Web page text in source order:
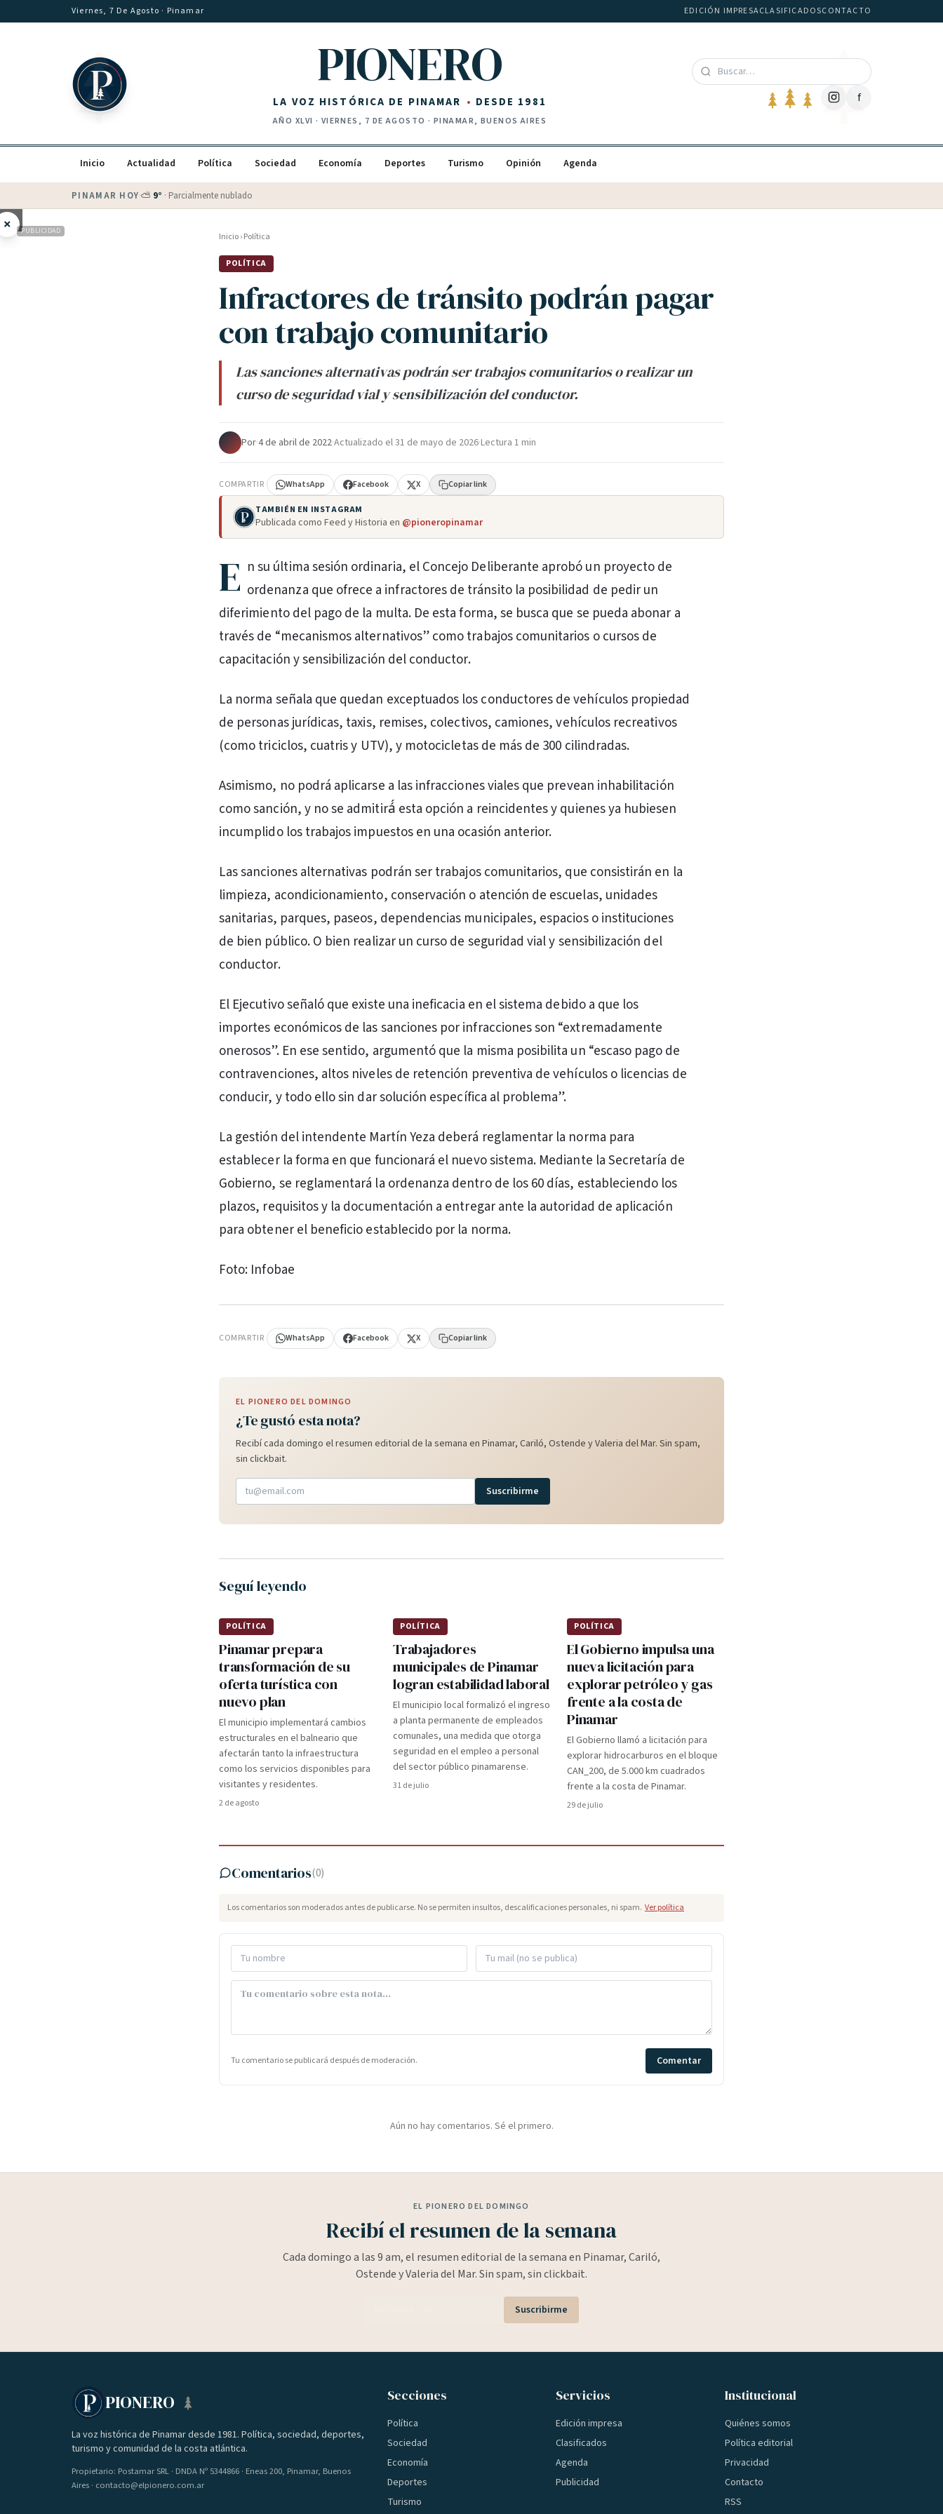
Saltar al contenidoViernes, 7 De Agosto · Pinamar EDICIÓN IMPRESACLASIFICADOSCONTACTO
PIONERO
LA VOZ HISTÓRICA DE PINAMAR DESDE 1981
AÑO XLVI · VIERNES, 7 DE AGOSTO · PINAMAR, BUENOS AIRES
f
Inicio Actualidad Política Sociedad Economía Deportes Turismo Opinión Agenda
PINAMAR HOY·💵 Dólar blue$1530 · oficial $
× PUBLICIDAD Inicio›Política
POLÍTICA
Infractores de tránsito podrán pagar
con trabajo comunitario
Las sanciones alternativas podrán ser trabajos comunitarios o realizar un
curso de seguridad vial y sensibilización del conductor.
Por·4 de abril de 2022·Actualizado el31 de mayo de 2026·Lectura 1 min
COMPARTIR WhatsApp Facebook X Copiar link
TAMBIÉN EN INSTAGRAM
Publicada como Feed y Historia en @pioneropinamar
E n su última sesión ordinaria, el Concejo Deliberante aprobó un proyecto de
ordenanza que ofrece a infractores de tránsito la posibilidad de pedir un
diferimiento del pago de la multa. De esta forma, se busca que se pueda abonar a
través de “mecanismos alternativos” como trabajos comunitarios o cursos de
capacitación y sensibilización del conductor.
La norma señala que quedan exceptuados los conductores de vehículos propiedad
de personas jurídicas, taxis, remises, colectivos, camiones, vehículos recreativos
(como triciclos, cuatris y UTV), y motocicletas de más de 300 cilindradas.
Asimismo, no podrá aplicarse a las infracciones viales que prevean inhabilitación
como sanción, y no se admitirá́ esta opción a reincidentes y quienes ya hubiesen
incumplido los trabajos impuestos en una ocasión anterior.
Las sanciones alternativas podrán ser trabajos comunitarios, que consistirán en la
limpieza, acondicionamiento, conservación o atención de escuelas, unidades
sanitarias, parques, paseos, dependencias municipales, espacios o instituciones
de bien público. O bien realizar un curso de seguridad vial y sensibilización del
conductor.
El Ejecutivo señaló que existe una ineficacia en el sistema debido a que los
importes económicos de las sanciones por infracciones son “extremadamente
onerosos”. En ese sentido, argumentó que la misma posibilita un “escaso pago de
contravenciones, altos niveles de retención preventiva de vehículos o licencias de
conducir, y todo ello sin dar solución específica al problema”.
La gestión del intendente Martín Yeza deberá reglamentar la norma para
establecer la forma en que funcionará el nuevo sistema. Mediante la Secretaría de
Gobierno, se reglamentará la ordenanza dentro de los 60 días, estableciendo los
plazos, requisitos y la documentación a entregar ante la autoridad de aplicación
para obtener el beneficio establecido por la norma.
Foto: Infobae
COMPARTIR WhatsApp Facebook X Copiar link
EL PIONERO DEL DOMINGO
¿Te gustó esta nota?
Recibí cada domingo el resumen editorial de la semana en Pinamar, Cariló, Ostende y Valeria del Mar. Sin spam,
sin clickbait.
Suscribirme
Seguí leyendo
POLÍTICA
Pinamar prepara
transformación de su
oferta turística con
nuevo plan
El municipio implementará cambios
estructurales en el balneario que
afectarán tanto la infraestructura
como los servicios disponibles para
visitantes y residentes.
2 de agosto
POLÍTICA
Trabajadores
municipales de Pinamar
logran estabilidad laboral
El municipio local formalizó el ingreso
a planta permanente de empleados
comunales, una medida que otorga
seguridad en el empleo a personal
del sector público pinamarense.
31 de julio
POLÍTICA
El Gobierno impulsa una
nueva licitación para
explorar petróleo y gas
frente a la costa de
Pinamar
El Gobierno llamó a licitación para
explorar hidrocarburos en el bloque
CAN_200, de 5.000 km cuadrados
frente a la costa de Pinamar.
29 de julio
Comentarios(0)
Los comentarios son moderados antes de publicarse. No se permiten insultos, descalificaciones personales, ni spam. Ver política
Tu comentario se publicará después de moderación. Comentar
Aún no hay comentarios. Sé el primero.
EL PIONERO DEL DOMINGO
Recibí el resumen de la semana
Cada domingo a las 9 am, el resumen editorial de la semana en Pinamar, Cariló,
Ostende y Valeria del Mar. Sin spam, sin clickbait.
Suscribirme
PIONERO
La voz histórica de Pinamar desde 1981. Política, sociedad, deportes,
turismo y comunidad de la costa atlántica.
Propietario: Postamar SRL · DNDA Nº 5344866 · Eneas 200, Pinamar, Buenos
Aires · contacto@elpionero.com.ar
Secciones
Política
Sociedad
Economía
Deportes
Turismo
Servicios
Edición impresa
Clasificados
Agenda
Publicidad
Institucional
Quiénes somos
Política editorial
Privacidad
Contacto
RSS